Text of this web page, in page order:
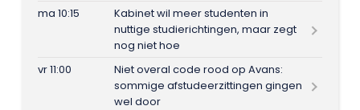
ma 10:15
Kabinet wil meer studenten in
nuttige studierichtingen, maar zegt
nog niet hoe
vr 11:00
Niet overal code rood op Avans:
sommige afstudeerzittingen gingen
wel door